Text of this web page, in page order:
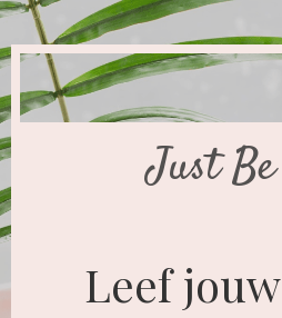
Just
Leef